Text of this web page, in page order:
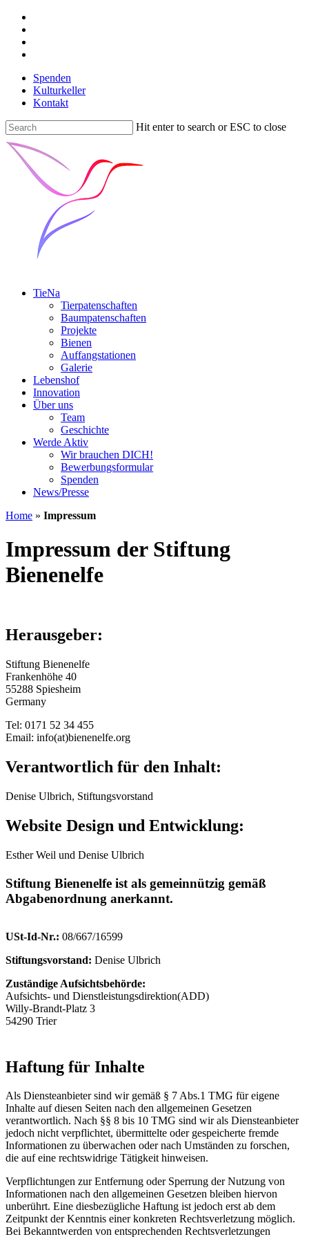
Spenden
Kulturkeller
Kontakt
Hit enter to search or ESC to close
TieNa
Tierpatenschaften
Baumpatenschaften
Projekte
Bienen
Auffangstationen
Galerie
Lebenshof
Innovation
Über uns
Team
Geschichte
Werde Aktiv
Wir brauchen DICH!
Bewerbungsformular
Spenden
News/Presse
Home » Impressum
Impressum der Stiftung
Bienenelfe
Herausgeber:
Stiftung Bienenelfe
Frankenhöhe 40
55288 Spiesheim
Germany
Tel: 0171 52 34 455
Email: info(at)bienenelfe.org
Verantwortlich für den Inhalt:
Denise Ulbrich, Stiftungsvorstand
Website Design und Entwicklung:
Esther Weil und Denise Ulbrich
Stiftung Bienenelfe ist als gemeinnützig gemäß
Abgabenordnung anerkannt.
USt-Id-Nr.: 08/667/16599
Stiftungsvorstand: Denise Ulbrich
Zuständige Aufsichtsbehörde:
Aufsichts- und Dienstleistungsdirektion(ADD)
Willy-Brandt-Platz 3
54290 Trier
Haftung für Inhalte
Als Diensteanbieter sind wir gemäß § 7 Abs.1 TMG für eigene
Inhalte auf diesen Seiten nach den allgemeinen Gesetzen
verantwortlich. Nach §§ 8 bis 10 TMG sind wir als Diensteanbieter
jedoch nicht verpflichtet, übermittelte oder gespeicherte fremde
Informationen zu überwachen oder nach Umständen zu forschen,
die auf eine rechtswidrige Tätigkeit hinweisen.
Verpflichtungen zur Entfernung oder Sperrung der Nutzung von
Informationen nach den allgemeinen Gesetzen bleiben hiervon
unberührt. Eine diesbezügliche Haftung ist jedoch erst ab dem
Zeitpunkt der Kenntnis einer konkreten Rechtsverletzung möglich.
Bei Bekanntwerden von entsprechenden Rechtsverletzungen